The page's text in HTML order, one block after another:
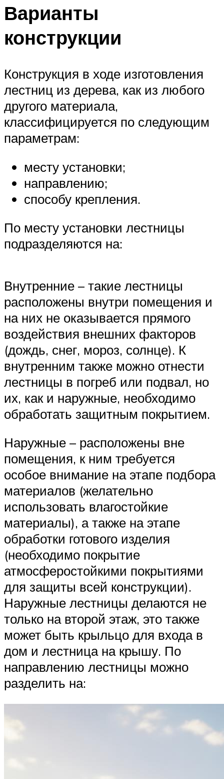
Варианты
конструкции
Конструкция в ходе изготовления
лестниц из дерева, как из любого
другого материала,
классифицируется по следующим
параметрам:
месту установки;
направлению;
способу крепления.
По месту установки лестницы
подразделяются на:
Внутренние – такие лестницы
расположены внутри помещения и
на них не оказывается прямого
воздействия внешних факторов
(дождь, снег, мороз, солнце). К
внутренним также можно отнести
лестницы в погреб или подвал, но
их, как и наружные, необходимо
обработать защитным покрытием.
Наружные – расположены вне
помещения, к ним требуется
особое внимание на этапе подбора
материалов (желательно
использовать влагостойкие
материалы), а также на этапе
обработки готового изделия
(необходимо покрытие
атмосферостойкими покрытиями
для защиты всей конструкции).
Наружные лестницы делаются не
только на второй этаж, это также
может быть крыльцо для входа в
дом и лестница на крышу. По
направлению лестницы можно
разделить на: